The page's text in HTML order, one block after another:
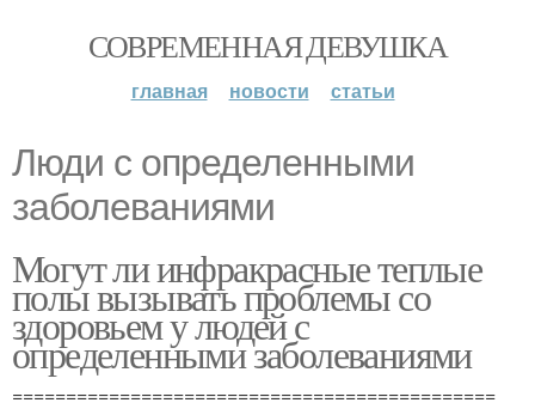
СОВРЕМЕННАЯ ДЕВУШКА
главная новости статьи
Люди с определенными
заболеваниями
Могут ли инфракрасные теплые
полы вызывать проблемы со
здоровьем у людей с
определенными заболеваниями
=============================================